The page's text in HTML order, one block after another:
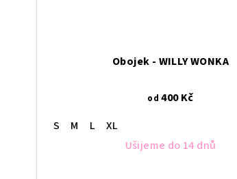
Obojek - WILLY WONKA
od 400 Kč
S
M L
XL
Ušijeme do 14 dnů